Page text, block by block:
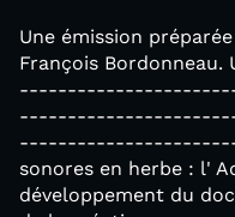
Une émission
François Bordonneau.
-----------------------
sonores en herbe : l'
développement du